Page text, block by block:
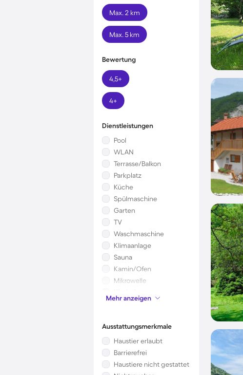
Max. 2 km
Max. 5 km
Bewertung
4,5+
4+
Dienstleistungen
Pool
WLAN
Terrasse/Balkon
Parkplatz
Küche
Spülmaschine
Garten
TV
Waschmaschine
Klimaanlage
Sauna
Kamin/Ofen
Mikrowelle
Kinderbett
Whirlpool
Mehr anzeigen
Ausstattungsmerkmale
Haustier erlaubt
Barrierefrei
Haustiere nicht gestattet